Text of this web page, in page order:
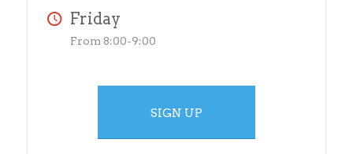
Friday
From 8:00-9:00
SIGN UP